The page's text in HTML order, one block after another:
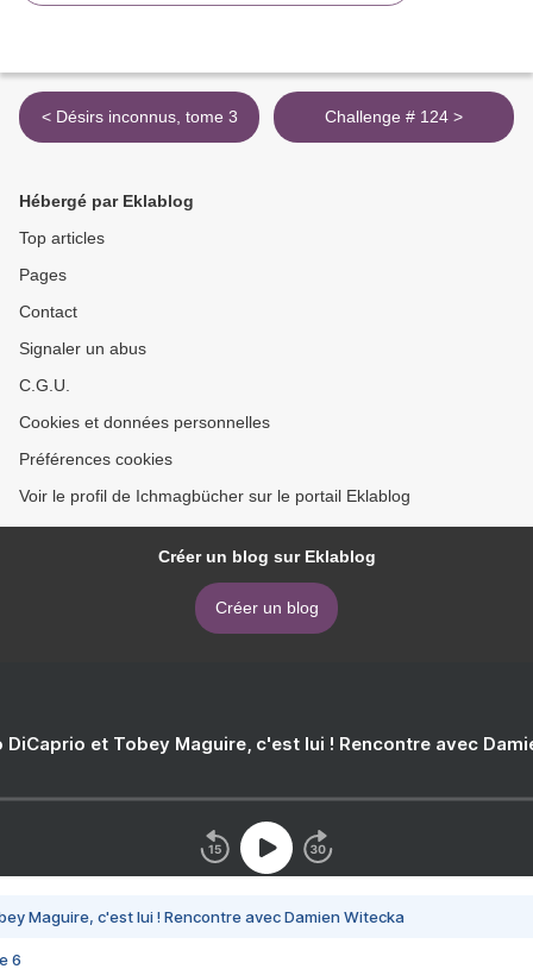
< Désirs inconnus, tome 3 Challenge # 124 >
Hébergé par Eklablog
Top articles
Pages
Contact
Signaler un abus
C.G.U.
Cookies et données personnelles
Préférences cookies
Voir le profil de Ichmagbücher sur le portail Eklablog
Créer un blog sur Eklablog
Créer un blog
DiCaprio et Tobey Maguire, c'est lui ! Rencontre avec
Maguire, c'est lui ! Rencontre avec Damien Witecka
6